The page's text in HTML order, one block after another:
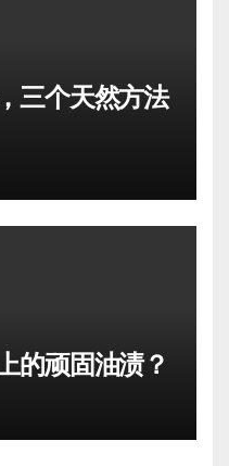
三个天然方法
的顽固油渍？